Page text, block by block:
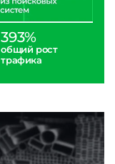
393%
общий рост
трафика